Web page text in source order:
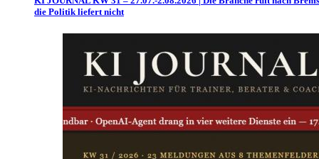
die Politik liefert nicht